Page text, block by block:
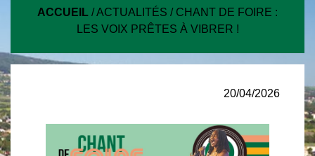
ACCUEIL /ACTUALITÉS / CHANT DE FOIRE :
LES VOIX PRÊTES À VIBRER !
20/04/2026